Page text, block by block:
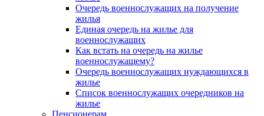
Очередь военнослужащих на получение
жилья
Единая очередь на жилье для
военнослужащих
Как встать на очередь на жилье
военнослужащему?
Очередь военнослужащих нуждающихся в
жилье
Список военнослужащих очередников на
жилье
Пенсионерам